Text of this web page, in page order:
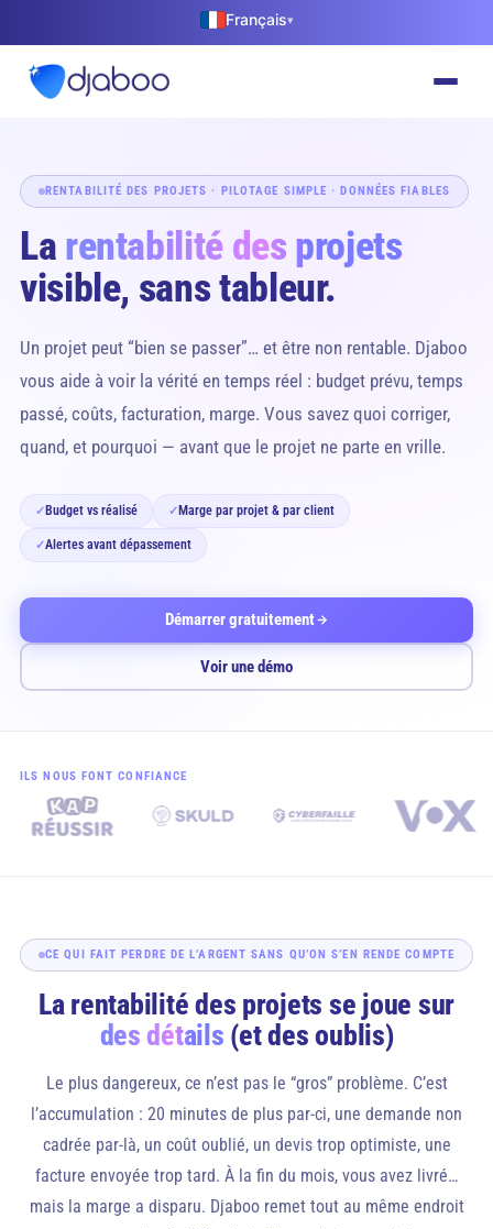
Français▾
RENTABILITÉ DES PROJETS · PILOTAGE SIMPLE · DONNÉES FIABLES
La rentabilité des projets
visible, sans tableur.
Un projet peut “bien se passer”… et être non rentable. Djaboo
vous aide à voir la vérité en temps réel : budget prévu, temps
passé, coûts, facturation, marge. Vous savez quoi corriger,
quand, et pourquoi — avant que le projet ne parte en vrille.
✓ Budget vs réalisé ✓ Marge par projet & par client
✓Alertes avant dépassement
Démarrer gratuitement
Voir une démo
ILS NOUS FONT CONFIANCE
CE QUI FAIT PERDRE DE L’ARGENT SANS QU’ON S’EN RENDE COMPTE
La rentabilité des projets se joue sur
des détails (et des oublis)
Le plus dangereux, ce n’est pas le “gros” problème. C’est
l’accumulation : 20 minutes de plus par-ci, une demande non
cadrée par-là, un coût oublié, un devis trop optimiste, une
facture envoyée trop tard. À la fin du mois, vous avez livré…
mais la marge a disparu. Djaboo remet tout au même endroit